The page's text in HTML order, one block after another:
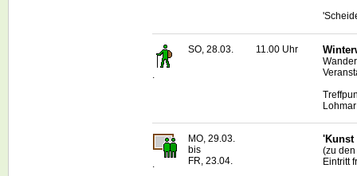
SO, 28.03. 11.00 Uhr
.
MO, 29.03.
bis
FR, 23.04.
'Kunst
(zu
Eintritt